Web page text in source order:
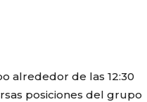
alrededor de las 12:30
posiciones del grupo